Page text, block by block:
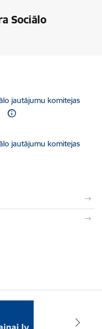
Sociālo
jautājumu komitejas
jautājumu komitejas